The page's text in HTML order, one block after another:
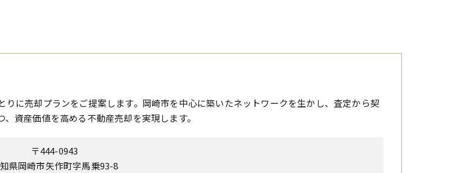
りに売却プランをご提案します。岡崎市を中心に築いたネットワークを生かし、査定から契
資産価値を高める不動産売却を実現します。
〒444-0943
県岡崎市矢作町字馬乗93-8